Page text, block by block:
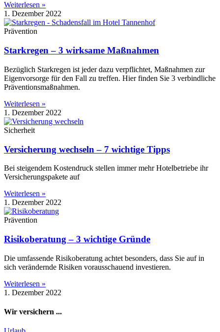
Weiterlesen »
1. Dezember 2022
Prävention
Starkregen – 3 wirksame Maßnahmen
Bezüglich Starkregen ist jeder dazu verpflichtet, Maßnahmen zur
Eigenvorsorge für den Fall zu treffen. Hier finden Sie 3 verbindliche
Präventionsmaßnahmen.
Weiterlesen »
1. Dezember 2022
Sicherheit
Versicherung wechseln – 7 wichtige Tipps
Bei steigendem Kostendruck stellen immer mehr Hotelbetriebe ihr
Versicherungspakete auf
Weiterlesen »
1. Dezember 2022
Prävention
Risikoberatung – 3 wichtige Gründe
Die umfassende Risikoberatung achtet besonders, dass Sie auf in
sich verändernde Risiken vorausschauend investieren.
Weiterlesen »
1. Dezember 2022
Wir versichern ...